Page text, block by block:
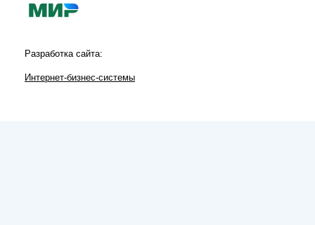
Разработка сайта:
Интернет-бизнес-системы